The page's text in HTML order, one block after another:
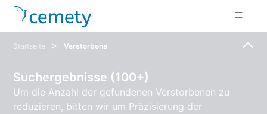
Startseite > Verstorbene
Suchergebnisse (100+)
Um die Anzahl der gefundenen Verstorbenen zu
reduzieren, bitten wir um Präzisierung der